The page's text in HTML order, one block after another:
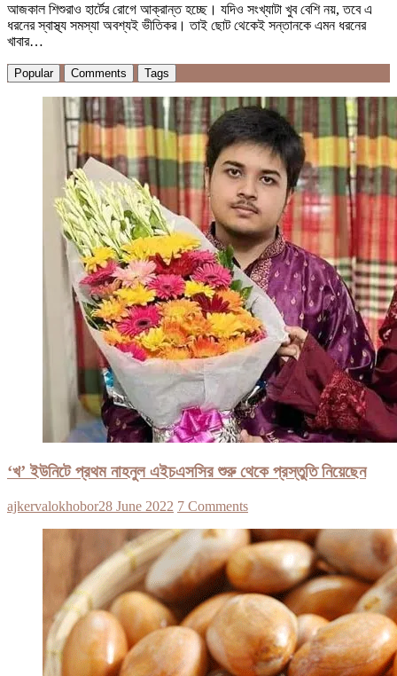
আজকাল শিশুরাও হার্টের রোগে আক্রান্ত হচ্ছে। যদিও সংখ্যাটা খুব বেশি নয়, তবে এ
ধরনের স্বাস্থ্য সমস্যা অবশ্যই ভীতিকর। তাই ছোট থেকেই সন্তানকে এমন ধরনের
খাবার…
Popular Comments Tags
‘খ’ ইউনিটে প্রথম নাহনুল এইচএসসির শুরু থেকে প্রস্তুতি নিয়েছেন
ajkervalokhobor28 June 2022 7 Comments